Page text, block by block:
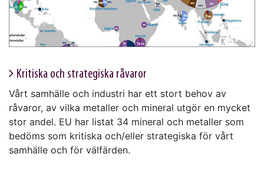
Kritiska och strategiska råvaror
Vårt samhälle och industri har ett stort behov av
råvaror, av vilka metaller och mineral utgör en mycket
stor andel. EU har listat 34 mineral och metaller som
bedöms som kritiska och/eller strategiska för vårt
samhälle och för välfärden.